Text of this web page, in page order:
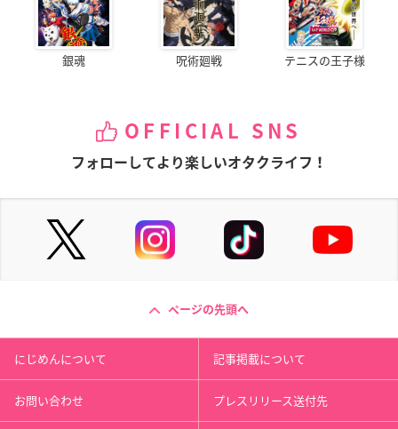
銀魂 呪術廻戦 テニスの王子様
OFFICIAL SNS
フォローしてより楽しいオタクライフ！
ページの先頭へ
にじめんについて 記事掲載について
お問い合わせ プレスリリース送付先